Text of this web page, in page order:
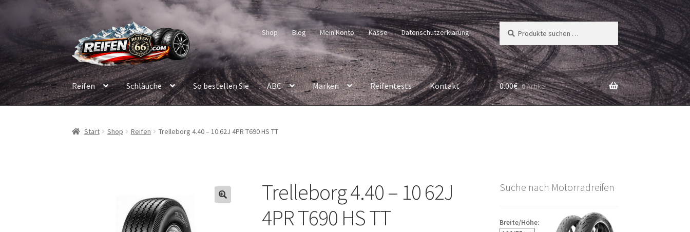
Navigation
springen
Inhalt
springen
Shop Blog Mein Konto Kasse Datenschutzerklärung
Suchen
nach:
Suchen
Reifen Schläuche So bestellen Sie ABC Marken Reifentests Kontakt 0.00€ 0 Artikel
Start Shop Reifen Trelleborg 4.40 – 10 62J 4PR T690 HS TT
Trelleborg 4.40 – 10 62J
4PR T690 HS TT
Suche nach Motorradreifen
Breite/Höhe: